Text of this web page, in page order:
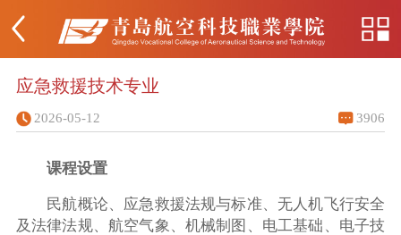
应急救援技术专业
2026-05-12 3906
课程设置
民航概论、应急救援法规与标准、无人机飞行安全
及法律法规、航空气象、机械制图、电工基础、电子技